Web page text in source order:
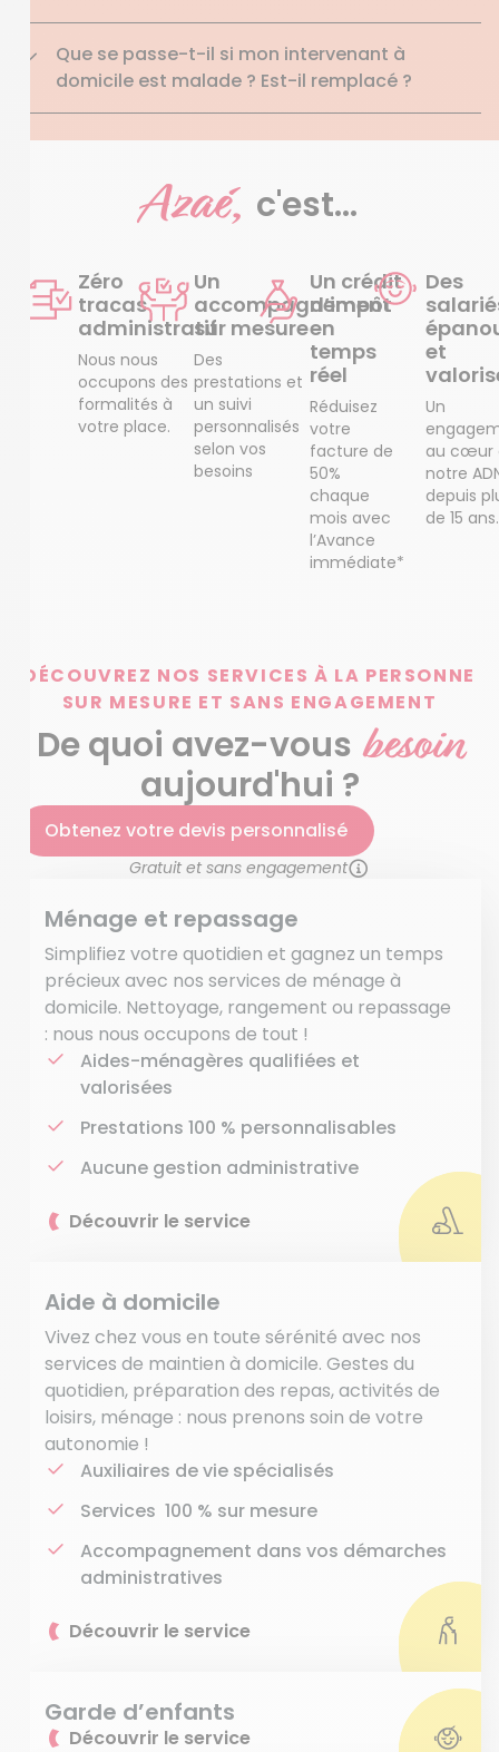
Que se passe-t-il si mon intervenant à
domicile est malade ? Est-il remplacé ?
Azaé, c'est...
Zéro
tracas
administratif
Nous nous
occupons des
formalités à
votre place.
Un
accompagnement
sur mesure
Des
prestations et
un suivi
personnalisés
selon vos
besoins
Un crédit
d’impôt
en
temps
réel
Réduisez
votre
facture de
50%
chaque
mois avec
l’Avance
immédiate*
Des
et
Un
au cœur
notre
depuis
de 15 ans.
DÉCOUVREZ NOS SERVICES À LA PERSONNE
SUR MESURE ET SANS ENGAGEMENT
De quoi avez-vous besoin
aujourd'hui ?
Obtenez votre devis personnalisé
Gratuit et sans engagement
Ménage et repassage
Simplifiez votre quotidien et gagnez un temps
précieux avec nos services de ménage à
domicile. Nettoyage, rangement ou repassage
: nous nous occupons de tout !
Aides-ménagères qualifiées et
valorisées
Prestations 100 % personnalisables
Aucune gestion administrative
Découvrir le service
Aide à domicile
Vivez chez vous en toute sérénité avec nos
services de maintien à domicile. Gestes du
quotidien, préparation des repas, activités de
loisirs, ménage : nous prenons soin de votre
autonomie !
Auxiliaires de vie spécialisés
Services 100 % sur mesure
Accompagnement dans vos démarches
administratives
Découvrir le service
Garde d’enfants
Découvrir le service